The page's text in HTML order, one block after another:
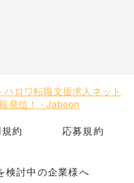
-ハロワ転職支援求人ネット
発信！
- Jaboon
約 応募規約
検討中の企業様へ